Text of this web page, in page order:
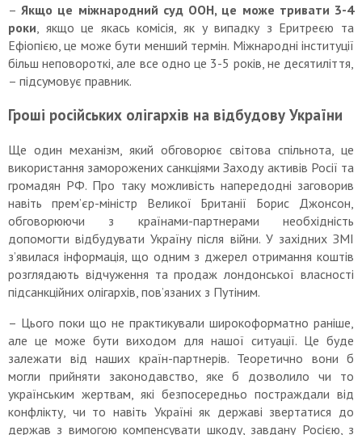
– Якщо це міжнародний суд ООН, це може тривати 3-4
роки , якщо це якась комісія, як у випадку з Еритреєю та
Ефіопією, це може бути менший термін. Міжнародні інституції
більш неповороткі, але все одно це 3-5 років, не десятиліття,
– підсумовує правник.
Гроші російських олігархів на відбудову України
Ще один механізм, який обговорює світова спільнота, це
використання заморожених санкціями Заходу активів Росії та
громадян РФ. Про таку можливість напередодні заговорив
навіть прем’єр-міністр Великої Британії Борис Джонсон,
обговорюючи з країнами-партнерами необхідність
допомогти відбудувати Україну після війни. У західних ЗМІ
з’явилася інформація, що одним з джерел отримання коштів
розглядають відчуження та продаж лондонської власності
підсанкційних олігархів, пов’язаних з Путіним.
– Цього поки що не практикували широкоформатно раніше,
але це може бути виходом для нашої ситуації. Це буде
залежати від наших країн-партнерів. Теоретично вони б
могли прийняти законодавство, яке б дозволило чи то
українським жертвам, які безпосередньо постраждали від
конфлікту, чи то навіть Україні як державі звертатися до
держав з вимогою компенсувати шкоду, завдану Росією, з